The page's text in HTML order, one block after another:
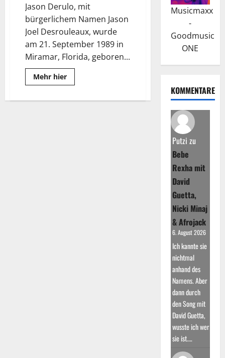
Jason Derulo, mit
bürgerlichem Namen Jason
Joel Desrouleaux, wurde
am 21. September 1989 in
Miramar, Florida, geboren...
Mehr hierRead
more
Derulo:
Musicmaxx
-
Goodmusic
ONE
KOMMENTARE
Putzi zu
Bebe
Rexha mit
David
Guetta,
Nicki Minaj
& Afrojack
6. August 2026
Ich kannte sie
nichtmal
anhand des
Namens. Aber
dann durch
den Song mit
David Guetta,
wusste ich wer
sie ist.…